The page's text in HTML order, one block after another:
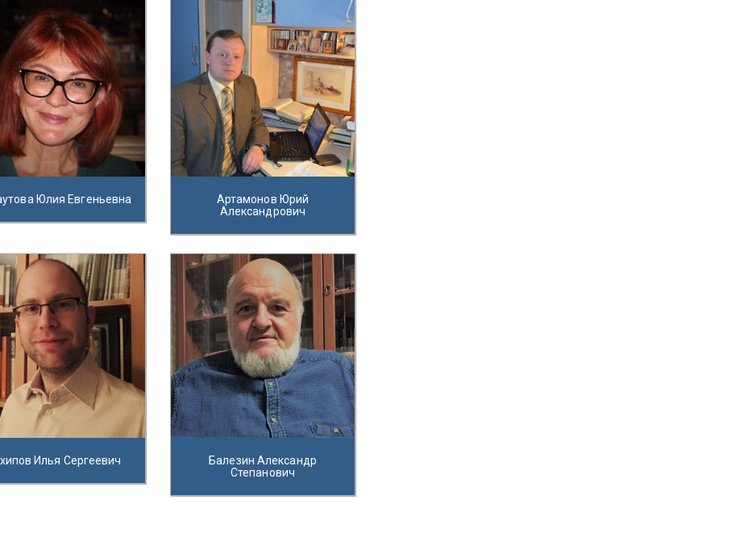
Юлия Евгеньевна
Артамонов Юрий
Александрович
Илья Сергеевич
Балезин Александр
Степанович